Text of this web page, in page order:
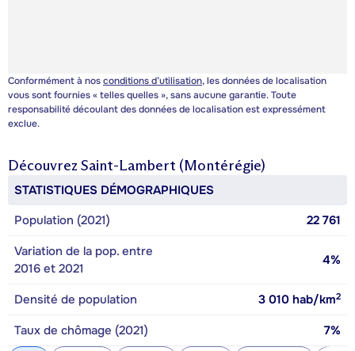
Conformément à nosconditions d’utilisation, les données de localisation
vous sont fournies « telles quelles », sans aucune garantie. Toute
responsabilité découlant des données de localisation est expressément
exclue.
Découvrez Saint-Lambert (Montérégie)
STATISTIQUES DÉMOGRAPHIQUES
Population (2021)
22 761
Variation de la pop. entre
2016 et 2021
4%
Densité de population 3 010 hab/km2
Taux de chômage (2021) 7%